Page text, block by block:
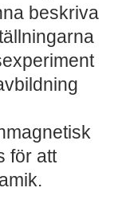
beskriva
för att